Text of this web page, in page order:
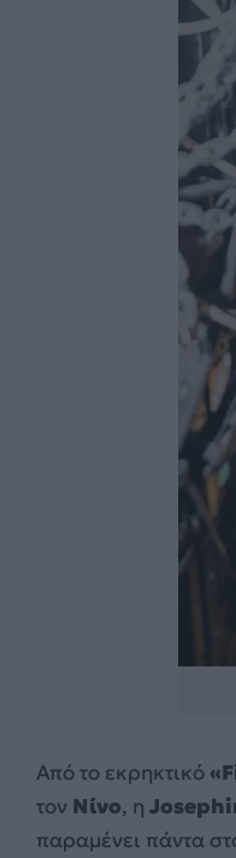
Από το εκρηκτικό
τον Νίνο, η
παραμένει πάντα